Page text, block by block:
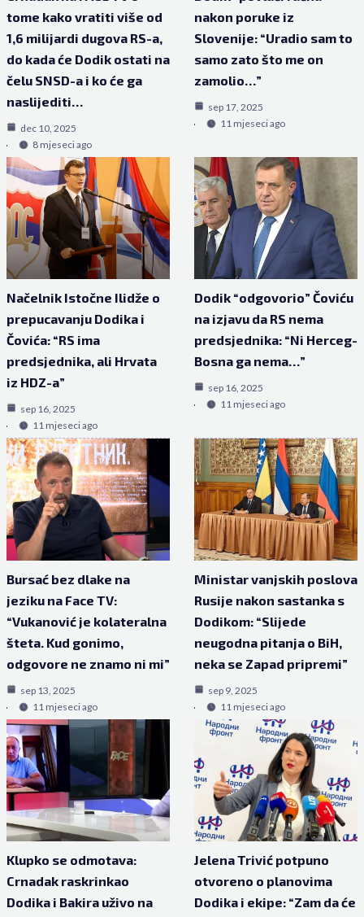
tome kako vratiti više od
1,6 milijardi dugova RS-a,
do kada će Dodik ostati na
čelu SNSD-a i ko će ga
naslijediti…
dec 10, 2025
8 mjeseci ago
nakon poruke iz
Slovenije: “Uradio sam to
samo zato što me on
zamolio…”
sep 17, 2025
11 mjeseci ago
Načelnik Istočne Ilidže o
prepucavanju Dodika i
Čovića: “RS ima
predsjednika, ali Hrvata
iz HDZ-a”
sep 16, 2025
11 mjeseci ago
Dodik “odgovorio” Čoviću
na izjavu da RS nema
predsjednika: “Ni Herceg-
Bosna ga nema…”
sep 16, 2025
11 mjeseci ago
Bursać bez dlake na
jeziku na Face TV:
“Vukanović je kolateralna
šteta. Kud gonimo,
odgovore ne znamo ni mi”
sep 13, 2025
11 mjeseci ago
Ministar vanjskih poslova
Rusije nakon sastanka s
Dodikom: “Slijede
neugodna pitanja o BiH,
neka se Zapad pripremi”
sep 9, 2025
11 mjeseci ago
Klupko se odmotava:
Crnadak raskrinkao
Dodika i Bakira uživo na
Jelena Trivić potpuno
otvoreno o planovima
Dodika i ekipe: “Zam da će